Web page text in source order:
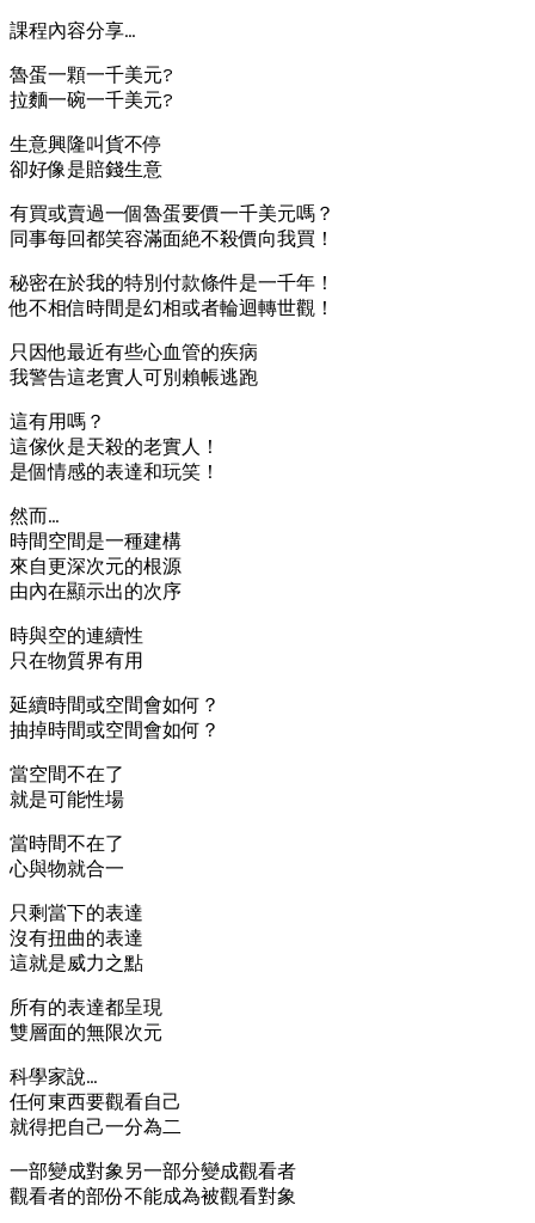
課程內容分享…
魯蛋一顆一千美元?
拉麵一碗一千美元?
生意興隆叫貨不停
卻好像是賠錢生意
有買或賣過一個魯蛋要價一千美元嗎？
同事每回都笑容滿面絶不殺價向我買！
秘密在於我的特別付款條件是一千年！
他不相信時間是幻相或者輪迴轉世觀！
只因他最近有些心血管的疾病
我警告這老實人可別賴帳逃跑
這有用嗎？
這傢伙是天殺的老實人！
是個情感的表達和玩笑！
然而…
時間空間是一種建構
來自更深次元的根源
由內在顯示出的次序
時與空的連續性
只在物質界有用
延續時間或空間會如何？
抽掉時間或空間會如何？
當空間不在了
就是可能性場
當時間不在了
心與物就合一
只剩當下的表達
沒有扭曲的表達
這就是威力之點
所有的表達都呈現
雙層面的無限次元
科學家說…
任何東西要觀看自己
就得把自己一分為二
一部變成對象另一部分變成觀看者
觀看者的部份不能成為被觀看對象